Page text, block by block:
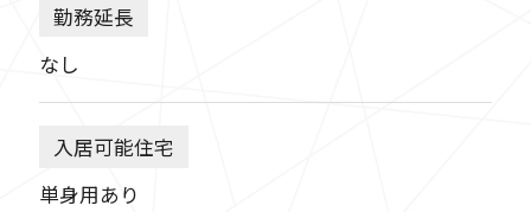
勤務延長
なし
入居可能住宅
単身用あり